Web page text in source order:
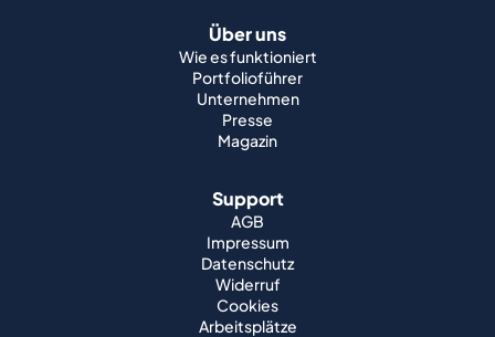
Über uns
Wie es funktioniert
Portfolioführer
Unternehmen
Presse
Magazin
Support
AGB
Impressum
Datenschutz
Widerruf
Cookies
Arbeitsplätze